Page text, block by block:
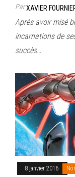
ParXAVIER
Après avoir misé
incarnations de
succès…
8 janvier 2016